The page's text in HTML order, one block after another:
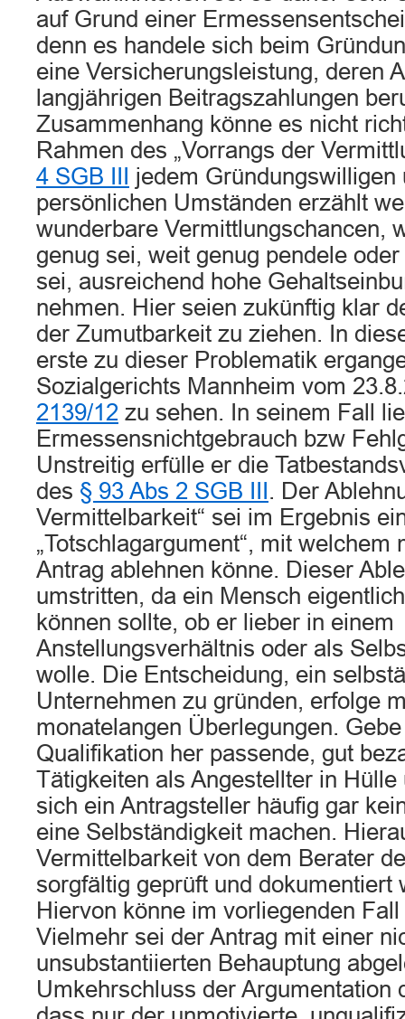
auf Grund einer
denn es handele sich beim
eine Versicherungsleistung, deren
langjährigen Beitragszahlungen
Zusammenhang könne es nicht
Rahmen des „Vorrangs der
4 SGB III
jedem Gründungswilligen
persönlichen Umständen erzählt
wunderbare Vermittlungschancen,
genug sei, weit genug pendele
sei, ausreichend hohe
nehmen. Hier seien zukünftig klar
der Zumutbarkeit zu ziehen. In
erste zu dieser Problematik
Sozialgerichts Mannheim vom
2139/12 zu sehen. In seinem Fall
Ermessensnichtgebrauch bzw
Unstreitig erfülle er die
des § 93 Abs 2 SGB III . Der
Vermittelbarkeit“ sei im Ergebnis
„Totschlagargument“, mit welchem
Antrag ablehnen könne. Dieser
umstritten, da ein Mensch
können sollte, ob er lieber in einem
Anstellungsverhältnis oder als
wolle. Die Entscheidung, ein
Unternehmen zu gründen, erfolge
monatelangen Überlegungen.
Qualifikation her passende, gut
Tätigkeiten als Angestellter in
sich ein Antragsteller häufig gar
eine Selbständigkeit machen.
Vermittelbarkeit von dem Berater
sorgfältig geprüft und dokumentiert
Hiervon könne im vorliegenden
Vielmehr sei der Antrag mit einer
unsubstantiierten Behauptung
Umkehrschluss der Argumentation